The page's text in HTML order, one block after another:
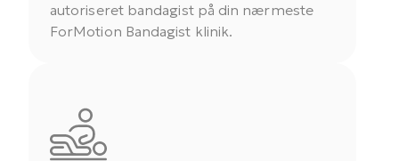
autoriseret bandagist på din nærmeste
ForMotion Bandagist klinik.